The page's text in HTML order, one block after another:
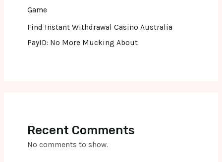
Game
Find Instant Withdrawal Casino Australia
PayID: No More Mucking About
Recent Comments
No comments to show.